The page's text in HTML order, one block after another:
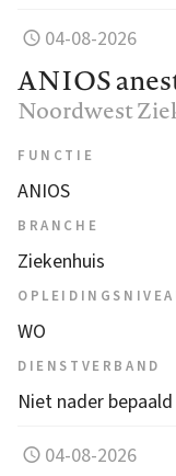
04-08-2026
ANIOS
Noordwest
FUNCTIE
ANIOS
BRANCHE
Ziekenhuis
WO
DIENSTVERBAND
Niet nader bepaald
04-08-2026